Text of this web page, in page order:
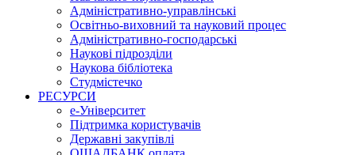
Адміністративно-управлінські
Освітньо-виховний та науковий процес
Адміністративно-господарські
Наукові підрозділи
Наукова бібліотека
Студмістечко
РЕСУРСИ
е-Університет
Підтримка користувачів
Державні закупівлі